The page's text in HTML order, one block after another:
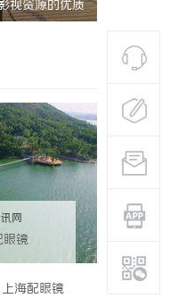
网
眼镜
海配眼镜